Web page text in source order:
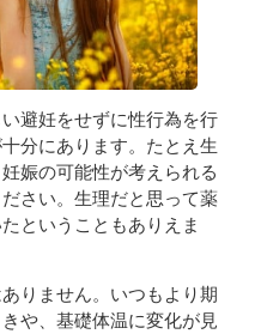
避妊をせずに性行為を行
分にあります。たとえ生
娠の可能性が考えられる
さい。生理だと思って薬
ということもありえま
りません。いつもより期
や、基礎体温に変化が見